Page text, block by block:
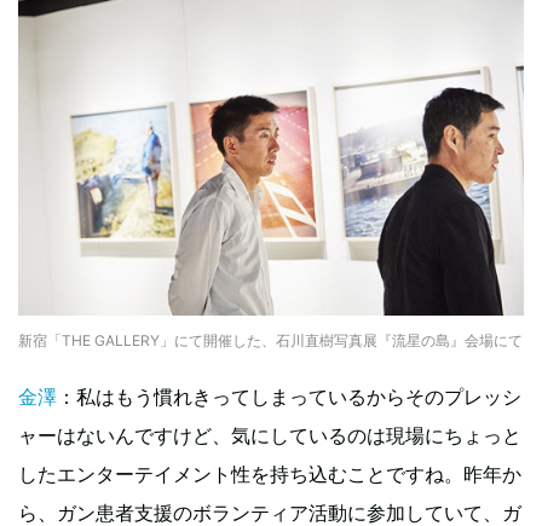
新宿「THE GALLERY」にて開催した、石川直樹写真展『流星の島』会場にて
金澤 ：私はもう慣れきってしまっているからそのプレッシ
ャーはないんですけど、気にしているのは現場にちょっと
したエンターテイメント性を持ち込むことですね。昨年か
ら、ガン患者支援のボランティア活動に参加していて、ガ